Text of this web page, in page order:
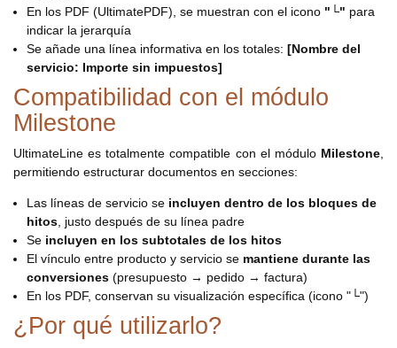
En los PDF (UltimatePDF), se muestran con el icono "└" para
indicar la jerarquía
Se añade una línea informativa en los totales: [Nombre del
servicio: Importe sin impuestos]
Compatibilidad con el módulo
Milestone
UltimateLine es totalmente compatible con el módulo Milestone,
permitiendo estructurar documentos en secciones:
Las líneas de servicio se incluyen dentro de los bloques de
hitos, justo después de su línea padre
Se incluyen en los subtotales de los hitos
El vínculo entre producto y servicio se mantiene durante las
conversiones (presupuesto → pedido → factura)
En los PDF, conservan su visualización específica (icono "└")
¿Por qué utilizarlo?